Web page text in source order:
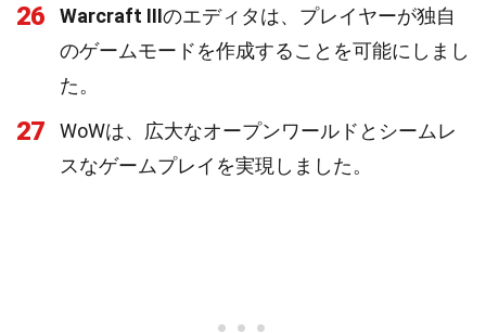
26 Warcraft IIIのエディタは、プレイヤーが独自
のゲームモードを作成することを可能にしまし
た。
27
WoWは、広大なオープンワールドとシームレ
スなゲームプレイを実現しました。